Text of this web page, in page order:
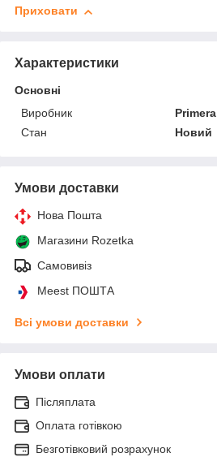
Приховати
Характеристики
Основні
Виробник
Primera
Стан
Новий
Умови доставки
Нова Пошта
Магазини Rozetka
Самовивіз
Meest ПОШТА
Всі умови доставки
Умови оплати
Післяплата
Оплата готівкою
Безготівковий розрахунок